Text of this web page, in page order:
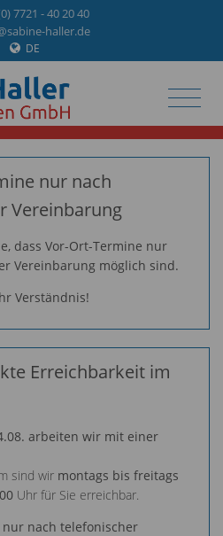
7721 - 40 20 40
haller.de
DE
nur nach
Vereinbarung
dass Vor-Ort-Termine nur
Vereinbarung möglich sind.
Verständnis!
Erreichbarkeit im
arbeiten wir mit einer
sind wir montags bis freitags
Uhr für Sie erreichbar.
nur nach telefonischer